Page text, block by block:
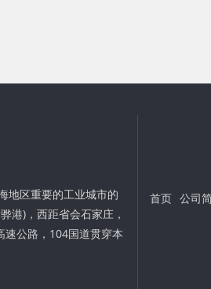
地区重要的工业城市的
港)，西距省会石家庄，
公路，104国道贯穿本
首页 公司